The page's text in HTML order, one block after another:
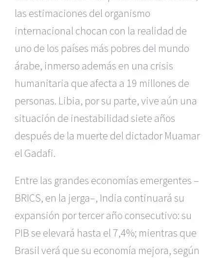
las estimaciones del organismo
internacional chocan con la realidad de
uno de los países más pobres del mundo
árabe, inmerso además en una crisis
humanitaria que afecta a 19 millones de
personas. Libia, por su parte, vive aún una
situación de inestabilidad siete años
después de la muerte del dictador Muamar
el Gadafi.
Entre las grandes economías emergentes –
BRICS, en la jerga–, India continuará su
expansión por tercer año consecutivo: su
PIB se elevará hasta el 7,4%; mientras que
Brasil verá que su economía mejora, según